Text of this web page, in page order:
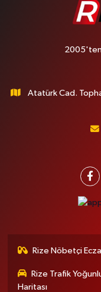
2005'ten
Atatürk Cad.
Rize Nöbetçi
Rize Trafik
Haritası